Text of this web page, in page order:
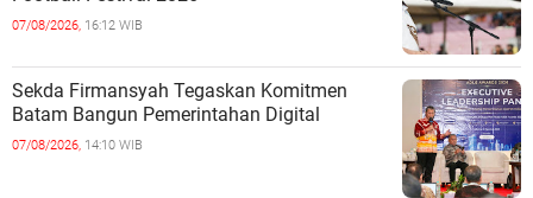
07/08/2026, 16:12 WIB
Sekda Firmansyah Tegaskan Komitmen
Batam Bangun Pemerintahan Digital
07/08/2026, 14:10 WIB